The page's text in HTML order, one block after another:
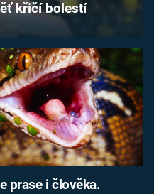
křičí bolestí
prase i člověka.